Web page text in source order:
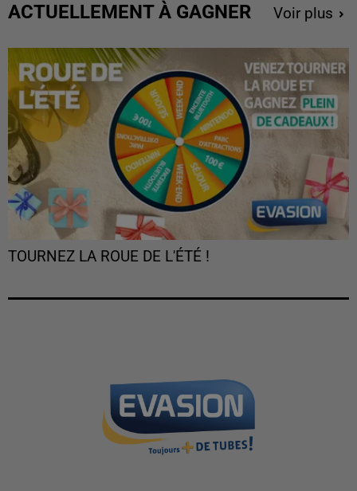
ACTUELLEMENT À GAGNER Voir plus
TOURNEZ LA ROUE DE L'ÉTÉ !